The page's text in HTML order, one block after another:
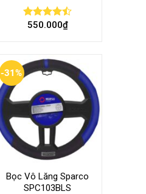
Rated
550.000₫
-31%
Bọc Vô Lăng Sparco
SPC103BLS